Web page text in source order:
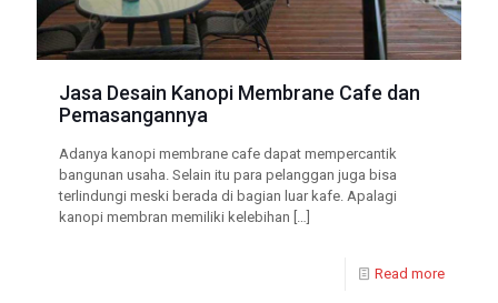
Jasa Desain Kanopi Membrane Cafe dan
Pemasangannya
Adanya kanopi membrane cafe dapat mempercantik
bangunan usaha. Selain itu para pelanggan juga bisa
terlindungi meski berada di bagian luar kafe. Apalagi
kanopi membran memiliki kelebihan […]
Read more